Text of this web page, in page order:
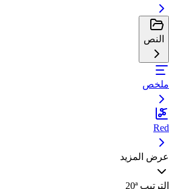
النص
ملخص
Red
عرض المزيد
الترتيب 20ª